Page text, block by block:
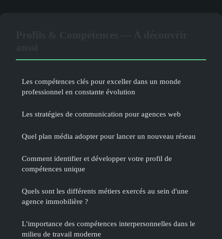
Les compétences clés pour exceller dans un monde
professionnel en constante évolution
Les stratégies de communication pour agences web
Quel plan média adopter pour lancer un nouveau réseau
Comment identifier et développer votre profil de
compétences unique
Quels sont les différents métiers exercés au sein d'une
agence immobilière ?
L'importance des compétences interpersonnelles dans le
milieu de travail moderne